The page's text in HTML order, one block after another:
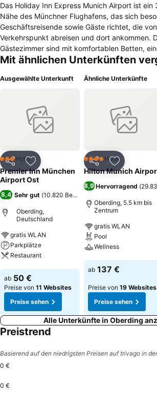
Das Holiday Inn Express Munich Airport ist
Nähe des Münchner Flughafens, das sich
Geschäftsreisende sowie Gäste richtet, die
Verkehrspunkt abreisen und dort ankommen. Die klimatisierten
Gästezimmer sind mit komfortablen Betten,
Badezimmer mit Haartrockner, Kaffeemaschine
Gebäude des Holiday Inn Express Munich
gibt auch einen Shuttle-Service zum Flughafen. Ein reichhaltiges
Frühstück vom Buffet kann man sich morgens
der Sportsbar kann man amerikanische Küche
Umgebung befindet sich Europas größte
wunderbar entspannen kann. Auch die
Oktoberfestes sind vom Hotel aus gut zu
Innenstadt sollte man sich den Englischen
und das BMW-Museum nicht entgehen lassen.
Mit ähnlichen Unterkünften
Ausgewählte Unterkunft
Teilen Zu Favoriten hinzufügen
3 SterneHotel
Premier Inn München
Airport Ost
8,4 Sehr gut (10.820 Bewertungen
Oberding,
Deutschland
gratis WLAN
Parkplätze
Restaurant
Preise sehen
ab 50 €
Preise von 11 Websites
Preise sehen
Ähnliche Unterkünfte
Teilen Zu
4 SterneHotel
Hilton Munich
8,9Hervorragend (
Oberding, 5.5 km bis
Zentrum
gratis WLAN
Pool
Wellness
Preise sehen
ab 137 €
Preise von 19 Websites
Preise sehen
Alle Unterkünfte in Oberding
Preistrend
Basierend auf den niedrigsten Preisen auf trivago in
0 €
0 €